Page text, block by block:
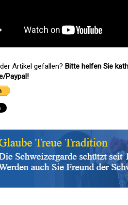
Artikel gefallen? Bitte helfen Sie
Paypal!